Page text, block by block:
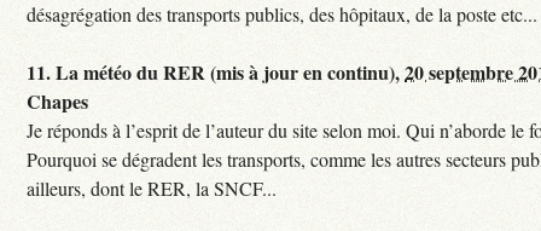
désagrégation des transports publics, des hôpitaux, de la poste etc...
11.La météo du RER (mis à jour en continu),20 septembre
Chapes
Je réponds à l’esprit de l’auteur du site selon moi. Qui n’aborde le
Pourquoi se dégradent les transports, comme les autres secteurs
ailleurs, dont le RER, la SNCF...